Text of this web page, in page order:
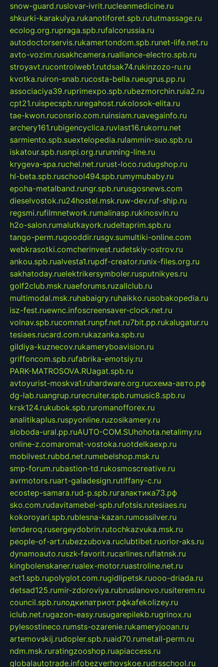
snow-guard.ruslovar-ivrit.rucleanmedicine.ru
shkurki-karakulya.rukanotiforet.spb.rututmassage.ru
ecolog.org.rupraga.spb.rufalcorussia.ru
autodoctorservis.rukamertondom.spb.runet-life.net.ru
avto-vozim.rusakhcamera.rualliance-electro.spb.ru
stroyavt.rucontrolweb1.rutdsak74.rukinzozo-ru.ru
kvotka.ruiron-snab.rucosta-bella.rueugrus.pp.ru
associaciya39.ruprimexpo.spb.rubezmorchin.ruia2.ru
cpt21.ruispecspb.ruregahost.rukolosok-elita.ru
tae-kwon.ruconsrio.com.ruinsiam.ruavegainfo.ru
archery161.rubigencyclica.ruvlast16.rukorru.net
sarmiento.spb.suextelopedia.rulammin-suo.spb.ru
iskatour.spb.rusnpi.org.rurunning-line.ru
krygeva-spa.ruchel.net.rurust-loco.rudugshop.ru
hl-beta.spb.ruschool494.spb.rumymubaby.ru
epoha-metalband.rungr.spb.rurusgosnews.com
dieselvostok.ru24hostel.msk.ruw-dev.ruf-ship.ru
regsmi.rufilmnetwork.rumalinasp.rukinosvin.ru
h2o-salon.rumalutkayork.rudeltaprim.spb.ru
tango-perm.rugooddir.rusgv.sumultiki-online.com
webkrasotki.comcherinvest.rudetskiy-ostrov.ru
ankou.spb.rualvesta1.rupdf-creator.runix-files.org.ru
sakhatoday.ruelektrikersymboler.rusputnikyes.ru
golf2club.msk.ruaeforums.ruzallclub.ru
multimodal.msk.ruhabaigry.ruhaikko.rusobakopedia.ru
isz-fest.ruewnc.infoscreensaver-clock.net.ru
volnav.spb.rucomnat.runpf.net.ru7bit.pp.rukalugatur.ru
tesiaes.rucard.com.rukazanka.spb.ru
gildiya-kuznecov.rukameryboavision.ru
griffoncom.spb.rufabrika-emotsiy.ru
PARK-MATROSOVA.RUagat.spb.ru
avtoyurist-moskva1.ruhardware.org.ruсхема-авто.рф
dg-lab.ruangrup.rurecruiter.spb.rumusic8.spb.ru
krsk124.rukubok.spb.ruromanofforex.ru
analitikaplus.ruspyonline.ruzosikamery.ru
sloboda-ural.pp.ruAUTO-COM.SUhohota.netalimy.ru
online-z.comaromat-vostoka.ruotdelkaexp.ru
mobilvest.rubbd.net.rumebelshop.msk.ru
smp-forum.rubastion-td.rukosmoscreative.ru
avrmotors.ruart-galadesign.rutiffany-c.ru
ecostep-samara.rud-p.spb.ruгалактика73.рф
sko.com.rudavitamebel-spb.rufotsis.rutesiaes.ru
kokoroyari.spb.rublesna-kazan.rumossilver.ru
lenderoq.rusergeydobrin.rutochkazvuka.msk.ru
people-of-art.rubezzubova.ruclubtibet.ruorior-aks.ru
dynamoauto.ruszk-favorit.rucarlines.ruflatnsk.ru
kingbolenskaner.rualex-motor.ruastroline.net.ru
act1.spb.rupolyglot.com.rugidlipetsk.ruooo-driada.ru
detsad125.rumir-zdoroviya.rubruslanovo.rusiterem.ru
council.spb.ruлодкипатриот.рфkafekolizey.ru
iclub.net.rugazon-easy.rusugarepilekb.rugrinox.ru
pylesostineco.rumsts-ozarenie.rukameryjooan.ru
artemovskij.rudopler.spb.ruaid70.rumetall-perm.ru
ndm.msk.ruratingzooshop.ruapiaccess.ru
globalautotrade.infobezverhovskoe.rudrsschool.ru